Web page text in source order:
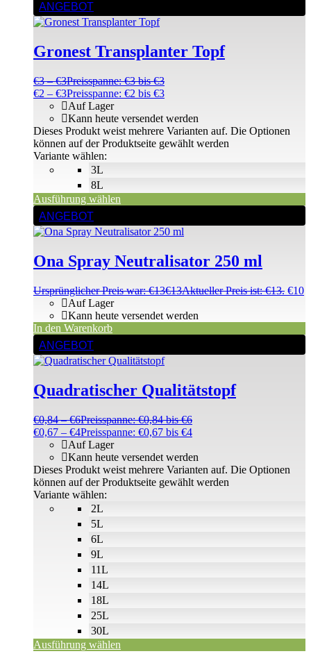
ANGEBOT
Gronest Transplanter Topf
€3 –€3Preisspanne: €3 bis €3
€2 – €3Preisspanne: €2 bis €3
3L
8L
Auf Lager
Kann heute versendet werden
Variante wählen:
Ausführung wählen
Dieses Produkt weist mehrere Varianten auf. Die Optionen
können auf der Produktseite gewählt werden
ANGEBOT
Ona Spray Neutralisator 250 ml
Ursprünglicher Preis war: €13€13Aktueller Preis ist: €13. €10
Auf Lager
Kann heute versendet werden
In den Warenkorb
ANGEBOT
Quadratischer Qualitätstopf
€0,84 –€6Preisspanne: €0,84 bis €6
€0,67 – €4Preisspanne: €0,67 bis €4
2L
5L
6L
9L
11L
14L
18L
25L
30L
Auf Lager
Kann heute versendet werden
Variante wählen:
Ausführung wählen
Dieses Produkt weist mehrere Varianten auf. Die Optionen
können auf der Produktseite gewählt werden